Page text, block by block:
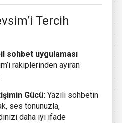
Tercih
sohbet uygulaması
rakiplerinden ayıran
Gücü: Yazılı sohbetin
ses tonunuzla,
daha iyi ifade